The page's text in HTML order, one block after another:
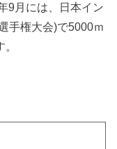
9月には、日本イン
手権大会)で5000ｍ